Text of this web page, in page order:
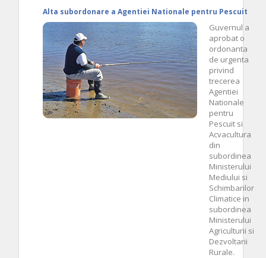
Alta subordonare a Agentiei Nationale pentru Pescuit
Guvernul a
aprobat o
ordonanta
de urgenta
privind
trecerea
Agentiei
Nationale
pentru
Pescuit si
Acvacultura
din
subordinea
Ministerului
Mediului si
Schimbarilor
Climatice in
subordinea
Ministerului
Agriculturii si
Dezvoltarii
Rurale.